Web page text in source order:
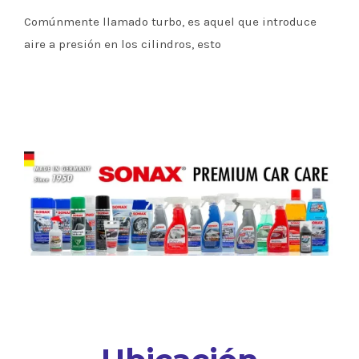
Comúnmente llamado turbo, es aquel que introduce
aire a presión en los cilindros, esto